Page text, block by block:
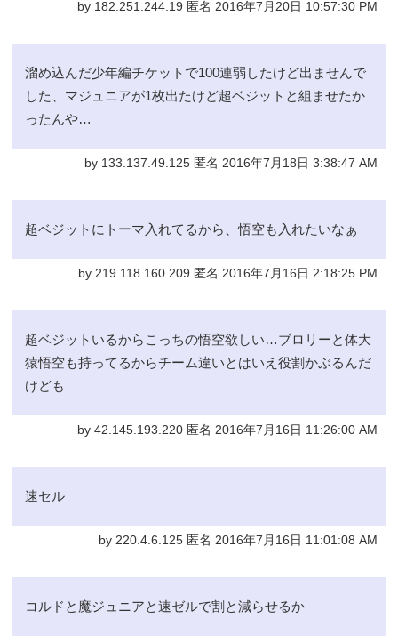
by 182.251.244.19 匿名 2016年7月20日 10:57:30 PM
溜め込んだ少年編チケットで100連弱したけど出ませんで
した、マジュニアが1枚出たけど超ベジットと組ませたか
ったんや…
by 133.137.49.125 匿名 2016年7月18日 3:38:47 AM
超ベジットにトーマ入れてるから、悟空も入れたいなぁ
by 219.118.160.209 匿名 2016年7月16日 2:18:25 PM
超ベジットいるからこっちの悟空欲しい…ブロリーと体大
猿悟空も持ってるからチーム違いとはいえ役割かぶるんだ
けども
by 42.145.193.220 匿名 2016年7月16日 11:26:00 AM
速セル
by 220.4.6.125 匿名 2016年7月16日 11:01:08 AM
コルドと魔ジュニアと速ゼルで割と減らせるか